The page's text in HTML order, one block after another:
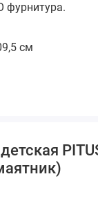
фурнитура.
см